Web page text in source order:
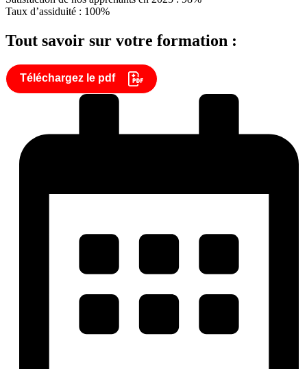
Taux d’assiduité : 100%
Tout savoir sur votre formation :
Téléchargez le pdf